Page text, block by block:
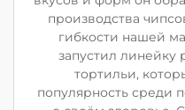
производства
гибкости нашей
запустил линейку
тортильи,
популярность среди